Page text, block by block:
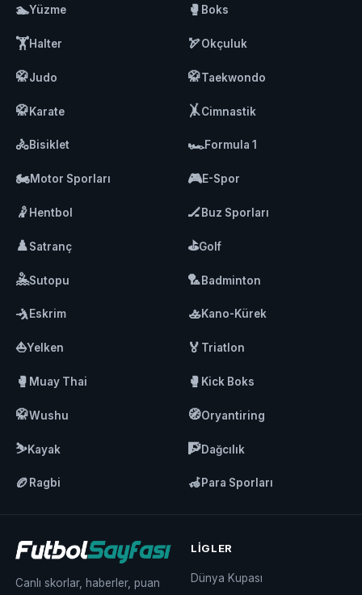
🏊Yüzme 🥊 Boks
🏋️Halter 🏹Okçuluk
🥋Judo 🥋Taekwondo
🥋Karate 🤸Cimnastik
🚴Bisiklet 🏎️Formula 1
🏍️Motor Sporları 🎮E-Spor
🤾 Hentbol 🏒Buz Sporları
♟️Satranç ⛳Golf
🤽Sutopu 🏸Badminton
🤺Eskrim 🚣Kano-Kürek
⛵Yelken 🏅 Triatlon
🥊 Muay Thai 🥊 Kick Boks
🥋Wushu 🧭Oryantiring
⛷️Kayak 🧗Dağcılık
🏉 Ragbi 🦽Para Sporları
Canlı skorlar, haberler, puan
LIGLER
Dünya Kupası